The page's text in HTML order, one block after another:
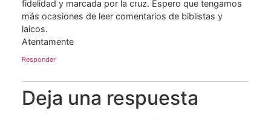
fidelidad y marcada por la cruz. Espero que tengamos
más ocasiones de leer comentarios de biblistas y
laicos.
Atentamente
Responder
Deja una respuesta